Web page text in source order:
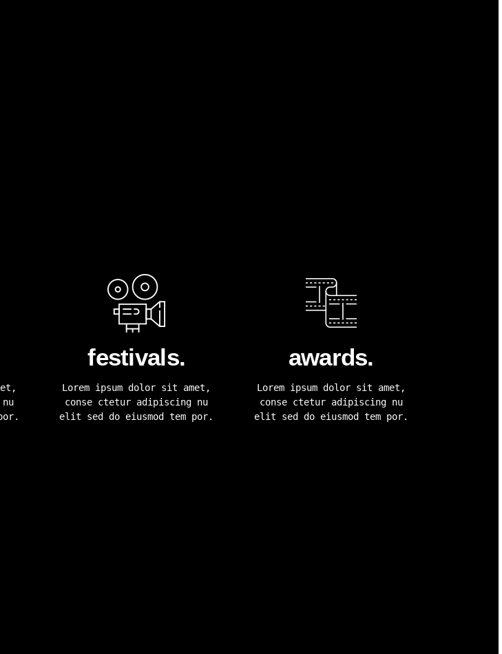
festivals.
Lorem ipsum dolor sit amet,
conse ctetur adipiscing nu
elit sed do eiusmod tem por.
awards.
Lorem ipsum dolor sit amet,
conse ctetur adipiscing nu
elit sed do eiusmod tem por.